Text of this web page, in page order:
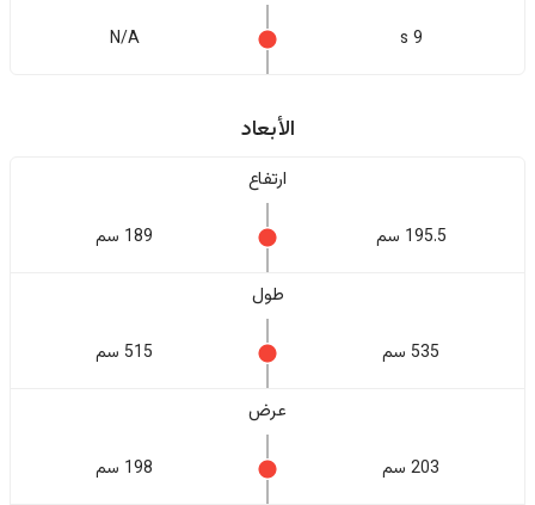
9 s
N/A
الأبعاد
ارتفاع
195.5 سم 189 سم
طول
535 سم 515 سم
عرض
203 سم 198 سم